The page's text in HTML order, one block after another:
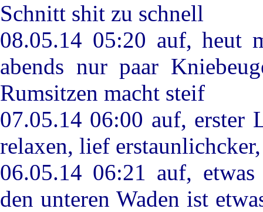
Schnitt shit zu schnell
08.05.14 05:20 auf, heut
abends nur paar
Rumsitzen macht steif
07.05.14 06:00 auf,
relaxen, lief
06.05.14 06:21 auf,
den unteren Waden ist